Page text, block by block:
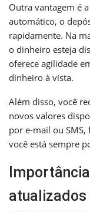
Outra vantagem é
automático, o
rapidamente. Na
o dinheiro esteja
oferece agilidade
dinheiro à vista.
Além disso, você
novos valores
por e-mail ou
você está sempre
atualizados